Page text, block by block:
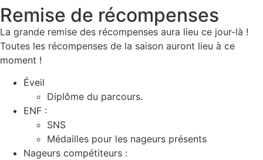
Remise de récompenses
La grande remise des récompenses aura lieu ce jour-là !
Toutes les récompenses de la saison auront lieu à ce
moment !
Éveil
Diplôme du parcours.
ENF :
SNS
Médailles pour les nageurs présents
Nageurs compétiteurs :